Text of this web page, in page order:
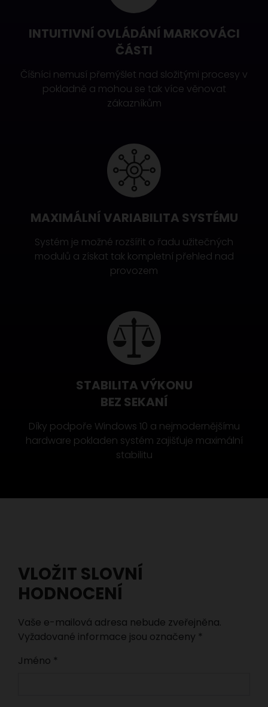
INTUITIVNÍ OVLÁDÁNÍ MARKOVÁCI
ČÁSTI
Číšníci nemusí přemýšlet nad složitými procesy v
pokladně a mohou se tak více věnovat
zákazníkům
MAXIMÁLNÍ VARIABILITA SYSTÉMU
Systém je možné rozšířit o řadu užitečných
modulů a získat tak kompletní přehled nad
provozem
STABILITA VÝKONU
BEZ SEKANÍ
Díky podpoře Windows 10 a nejmodernějšímu
hardware pokladen systém zajišťuje maximální
stabilitu
VLOŽIT SLOVNÍ
HODNOCENÍ
Vaše e-mailová adresa nebude zveřejněna.
Vyžadované informace jsou označeny *
Jméno *